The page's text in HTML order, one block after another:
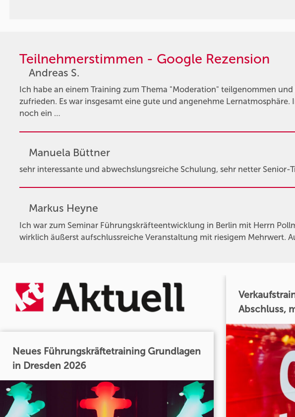
Teilnehmerstimmen - Google Rezension
Andreas S.
Ich habe an einem Training zum Thema "Moderation" teilgenommen
zufrieden. Es war insgesamt eine gute und angenehme Lernatmosphäre.
noch ein …
Manuela Büttner
sehr interessante und abwechslungsreiche Schulung, sehr netter Senior-
Markus Heyne
Ich war zum Seminar Führungskräfteentwicklung in Berlin mit Herrn
wirklich äußerst aufschlussreiche Veranstaltung mit riesigem Mehrwert.
Neues Führungskräftetraining Grundlagen
in Dresden 2026
Abschluss,